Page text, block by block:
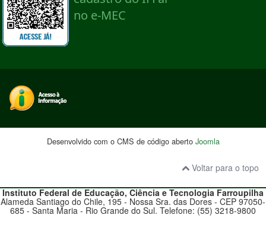
Desenvolvido com o CMS de código aberto Joomla
Voltar para o topo
Instituto Federal de Educação, Ciência e TecnologiaFarroupilha
Alameda Santiago do Chile, 195 - Nossa Sra. das Dores - CEP 97050-
685 - Santa Maria - Rio Grande do Sul. Telefone: (55) 3218-9800